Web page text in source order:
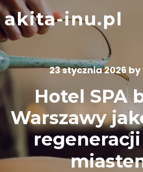
Skip
to
content
akita-inu.pl
23 stycznia 2026 by
Hotel SPA
Warszawy